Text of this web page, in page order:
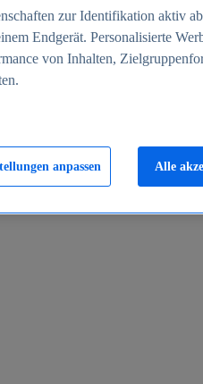
zur Identifikation aktiv
Endgerät. Personalisierte
von Inhalten,
anpassen Alle